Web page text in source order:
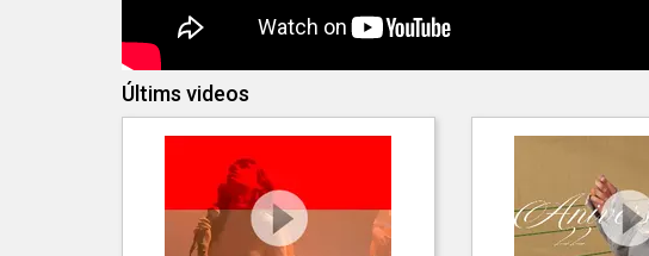
Últims videos